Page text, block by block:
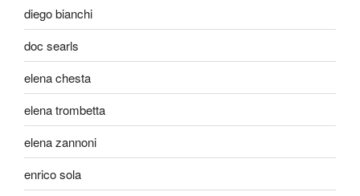
diego bianchi
doc searls
elena chesta
elena trombetta
elena zannoni
enrico sola